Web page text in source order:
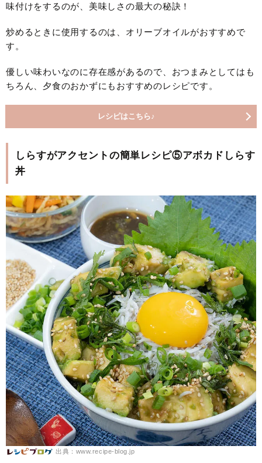
味付けをするのが、美味しさの最大の秘訣！
炒めるときに使用するのは、オリーブオイルがおすすめで
す。
優しい味わいなのに存在感があるので、おつまみとしてはも
ちろん、夕食のおかずにもおすすめのレシピです。
レシピはこちら♪
しらすがアクセントの簡単レシピ⑤アボカドしらす
丼
出典：www.recipe-blog.jp